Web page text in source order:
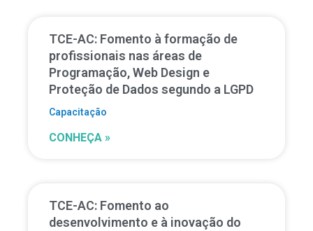
TCE-AC: Fomento à formação de
profissionais nas áreas de
Programação, Web Design e
Proteção de Dados segundo a LGPD
Capacitação
CONHEÇA »
TCE-AC: Fomento ao
desenvolvimento e à inovação do